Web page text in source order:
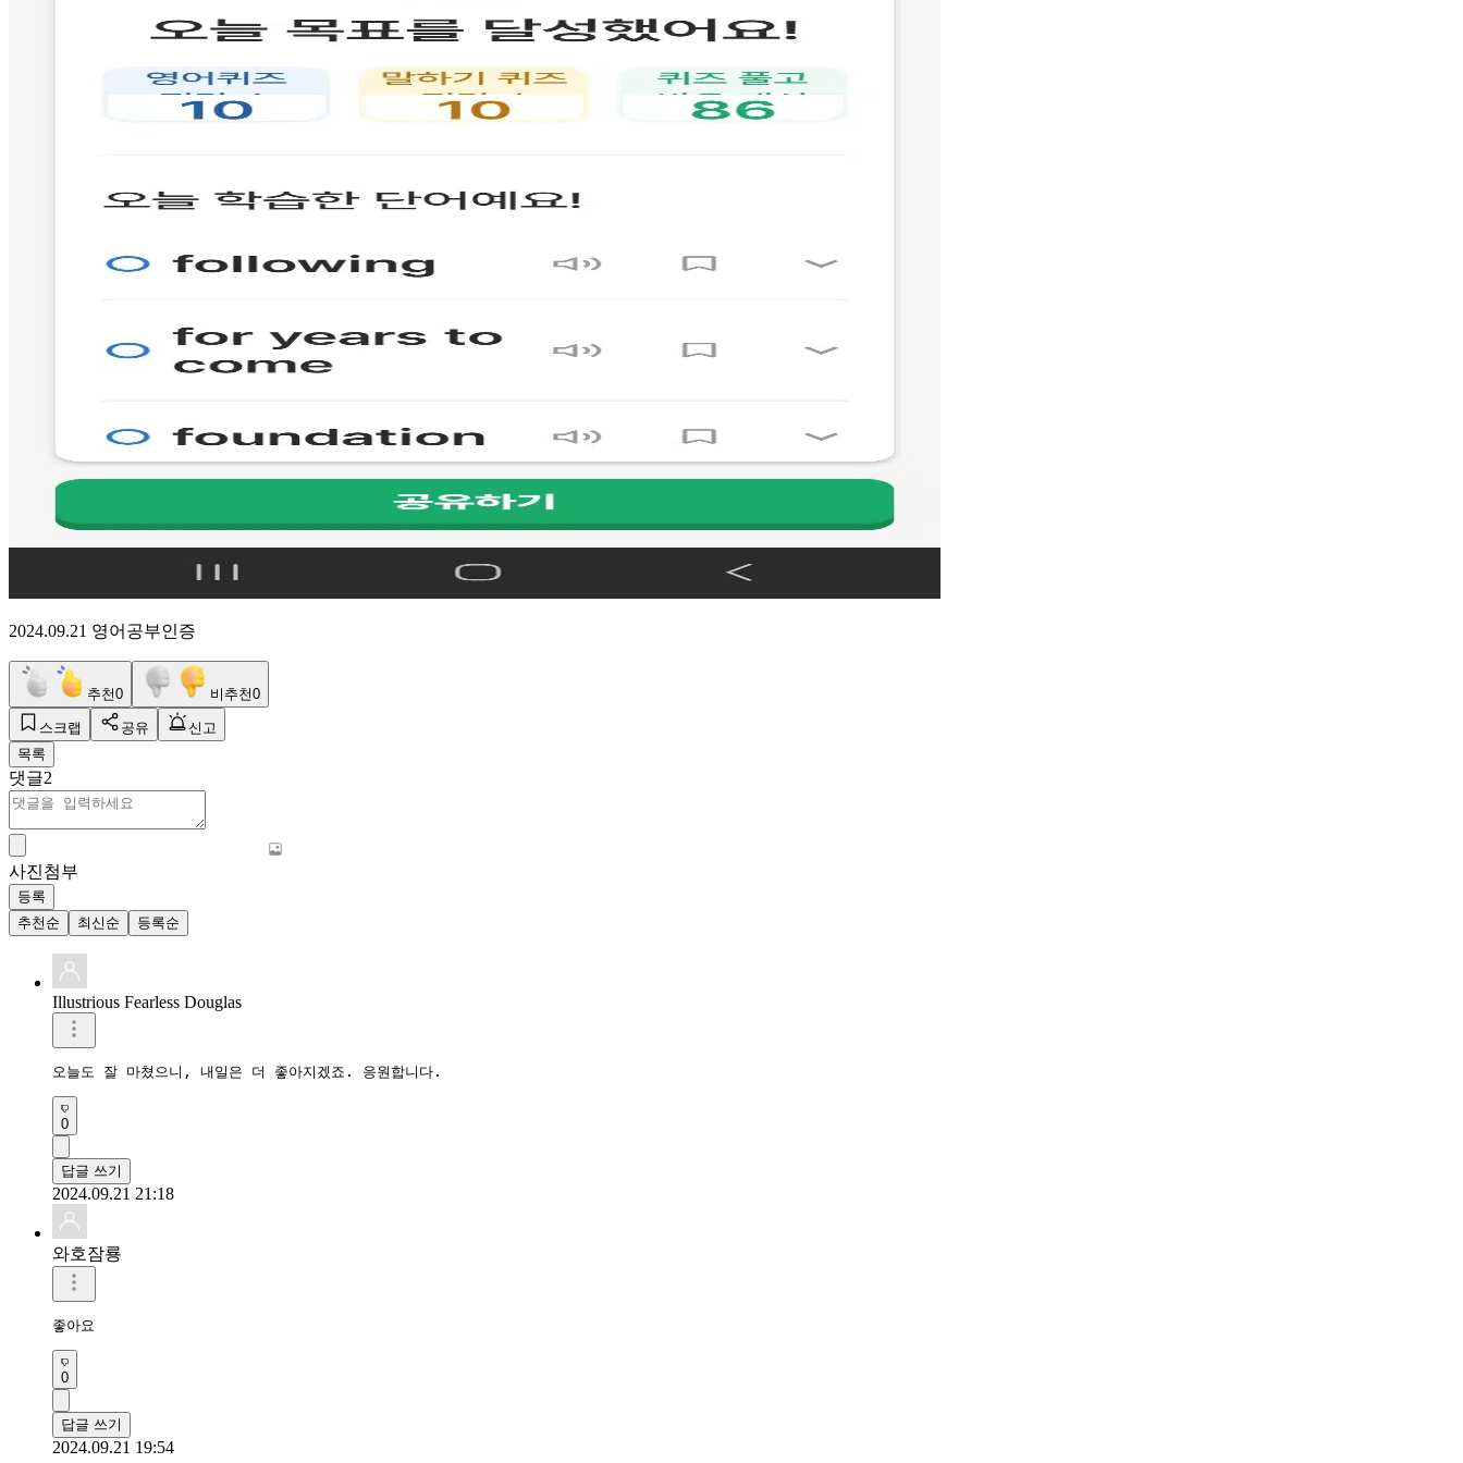
2024.09.21 영어공부인증
추천0 비추천0
스크랩 공유
신고
목록
댓글2
사진첨부
등록
추천순
최신순 등록순
Illustrious Fearless Douglas
오늘도 잘 마쳤으니, 내일은 더 좋아지겠죠. 응원합니다.
0
답글 쓰기
2024.09.21 21:18
와호잠룡
좋아요
0
답글 쓰기
2024.09.21 19:54